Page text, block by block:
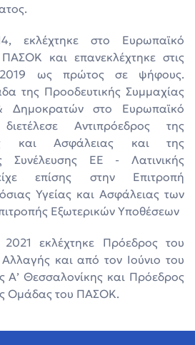
εκλέχτηκε στο Ευρωπαϊκό
και επανεκλέχτηκε στις
2019 ως πρώτος σε ψήφους.
της Προοδευτικής Συμμαχίας
Δημοκρατών στο Ευρωπαϊκό
Αντιπρόεδρος της
και Ασφάλειας και της
Συνέλευσης ΕΕ - Λατινικής
επίσης στην Επιτροπή
Υγείας και Ασφάλειας των
Εξωτερικών Υποθέσεων
εκλέχτηκε Πρόεδρος του
και από τον Ιούνιο του
Α’ Θεσσαλονίκης και Πρόεδρος
Ομάδας του ΠΑΣΟΚ.